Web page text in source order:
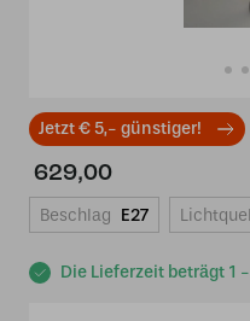
Jetzt € 5,- günstiger!
Die Lieferzeit beträgt 1 -
629,00
Beschlag E27